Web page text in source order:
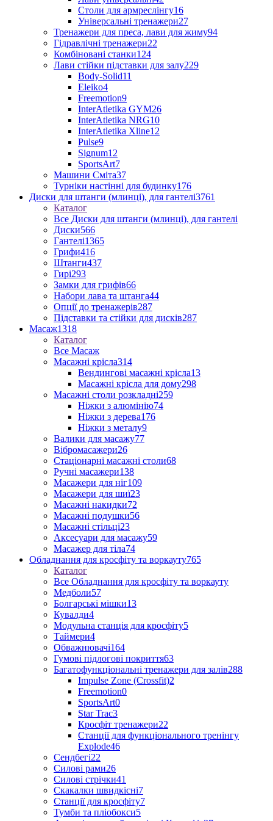
Столи для армреслінгу16
Універсальні тренажери27
Тренажери для преса, лави для жиму94
Гідравлічні тренажери22
Комбіновані станки124
Лави стійки підставки для залу229
Body-Solid11
Eleiko4
Freemotion9
InterAtletika GYM26
InterAtletika NRG10
InterAtletika Xline12
Pulse9
Signum12
SportsArt7
Машини Сміта37
Турніки настінні для будинку176
Диски для штанги (млинці), для гантелі3761
Каталог
Все Диски для штанги (млинці), для гантелі
Диски566
Гантелі1365
Грифи416
Штанги437
Гирі293
Замки для грифів66
Набори лава та штанга44
Опції до тренажерів287
Підставки та стійки для дисків287
Масаж1318
Каталог
Все Масаж
Масажні крісла314
Вендингові масажні крісла13
Масажні крісла для дому298
Масажні столи розкладні259
Ніжки з алюмінію74
Ніжки з дерева176
Ніжки з металу9
Валики для масажу77
Вібромасажери26
Стаціонарні масажні столи68
Ручні масажери138
Масажери для ніг109
Масажери для шиї23
Масажні накидки72
Масажні подушки56
Масажні стільці23
Аксесуари для масажу59
Масажер для тіла74
Обладнання для кросфіту та воркауту765
Каталог
Все Обладнання для кросфіту та воркауту
Медболи57
Болгарські мішки13
Кувалди4
Модульна станція для кросфіту5
Таймери4
Обважнювачі164
Гумові підлогові покриття63
Багатофункціональні тренажери для залів288
Impulse Zone (Crossfit)2
Freemotion0
SportsArt0
Star Trac3
Кросфіт тренажери22
Станції для функціонального тренінгу
Explode46
Сендбегі22
Силові рами26
Силові стрічки41
Скакалки швидкісні7
Станції для кросфіту7
Тумби та пліобокси5